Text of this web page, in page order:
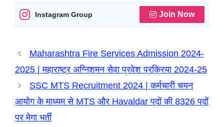
A
p
o
r
n
r
Instagram Group Join Now
Maharashtra Fire Services Admission 2024-
2025 | महाराष्ट्र अग्निशमन सेवा प्रवेश प्रक्रिया 2024-25
SSC MTS Recruitment 2024 | कर्मचारी चयन
आयोग के माध्यम से MTS और Havaldar पदों की 8326 पदों
पर मेगा भर्ती